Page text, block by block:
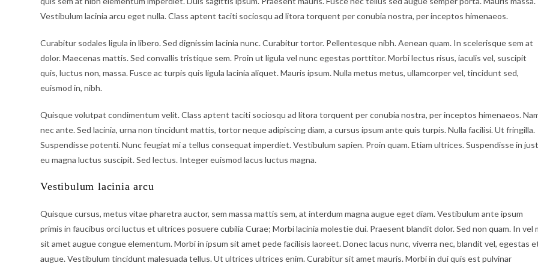
Vestibulum lacinia arcu eget nulla. Class aptent taciti sociosqu ad litora torquent per conubia nostra, per inceptos himenaeos.
Curabitur sodales ligula in libero. Sed dignissim lacinia nunc. Curabitur tortor. Pellentesque nibh. Aenean quam. In scelerisque sem at
dolor. Maecenas mattis. Sed convallis tristique sem. Proin ut ligula vel nunc egestas porttitor. Morbi lectus risus, iaculis vel, suscipit
quis, luctus non, massa. Fusce ac turpis quis ligula lacinia aliquet. Mauris ipsum. Nulla metus metus, ullamcorper vel, tincidunt sed,
euismod in, nibh.
Quisque volutpat condimentum velit. Class aptent taciti sociosqu ad litora torquent per conubia nostra, per inceptos himenaeos.
nec ante. Sed lacinia, urna non tincidunt mattis, tortor neque adipiscing diam, a cursus ipsum ante quis turpis. Nulla facilisi. Ut fringilla.
Suspendisse potenti. Nunc feugiat mi a tellus consequat imperdiet. Vestibulum sapien. Proin quam. Etiam ultrices. Suspendisse in
eu magna luctus suscipit. Sed lectus. Integer euismod lacus luctus magna.
Vestibulum lacinia arcu
Quisque cursus, metus vitae pharetra auctor, sem massa mattis sem, at interdum magna augue eget diam. Vestibulum ante ipsum
primis in faucibus orci luctus et ultrices posuere cubilia Curae; Morbi lacinia molestie dui. Praesent blandit dolor. Sed non quam. In vel
sit amet augue congue elementum. Morbi in ipsum sit amet pede facilisis laoreet. Donec lacus nunc, viverra nec, blandit vel, egestas
augue. Vestibulum tincidunt malesuada tellus. Ut ultrices ultrices enim. Curabitur sit amet mauris. Morbi in dui quis est pulvinar